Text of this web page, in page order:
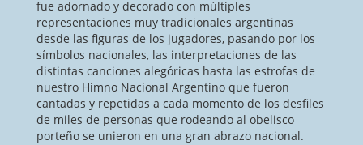
fue adornado y decorado con múltiples
representaciones muy tradicionales argentinas
desde las figuras de los jugadores, pasando por los
símbolos nacionales, las interpretaciones de las
distintas canciones alegóricas hasta las estrofas de
nuestro Himno Nacional Argentino que fueron
cantadas y repetidas a cada momento de los desfiles
de miles de personas que rodeando al obelisco
porteño se unieron en una gran abrazo nacional.